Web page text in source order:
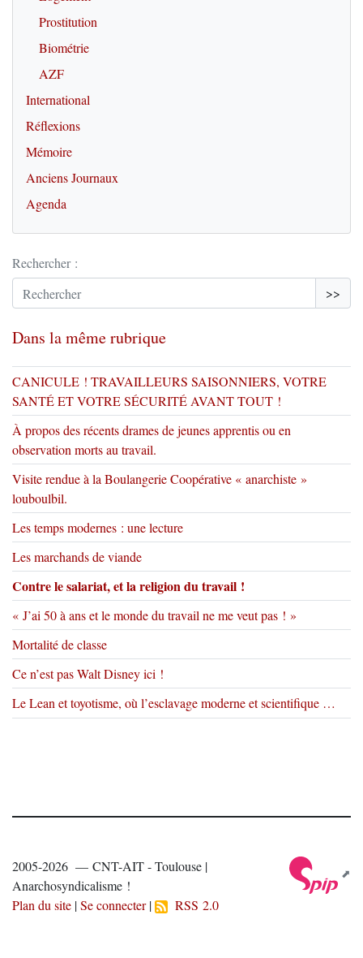
Prostitution
Biométrie
AZF
International
Réflexions
Mémoire
Anciens Journaux
Agenda
Rechercher :
>>
Dans la même rubrique
CANICULE ! TRAVAILLEURS SAISONNIERS, VOTRE
SANTÉ ET VOTRE SÉCURITÉ AVANT TOUT !
À propos des récents drames de jeunes apprentis ou en
observation morts au travail.
Visite rendue à la Boulangerie Coopérative « anarchiste »
louboulbil.
Les temps modernes : une lecture
Les marchands de viande
Contre le salariat, et la religion du travail !
« J’ai 50 à ans et le monde du travail ne me veut pas ! »
Mortalité de classe
Ce n’est pas Walt Disney ici !
Le Lean et toyotisme, où l’esclavage moderne et scientifique …
2005-2026 — CNT-AIT - Toulouse |
Anarchosyndicalisme !
Plan du site |Se connecter| RSS 2.0